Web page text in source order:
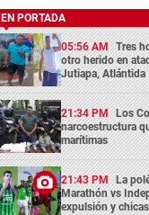
EN PORTADA
05:56 AM Tres
otro herido en
Jutiapa, Atlántida
21:34 PM Los
narcoestructura
marítimas
21:43 PM La
Marathón vs
expulsión y chicas